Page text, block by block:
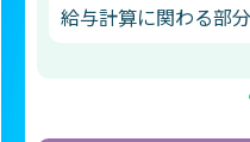
給与計算に関わる部